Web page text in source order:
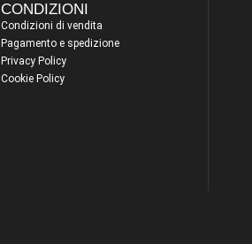
CONDIZIONI
Condizioni di vendita
Pagamento e spedizione
Privacy Policy
Cookie Policy